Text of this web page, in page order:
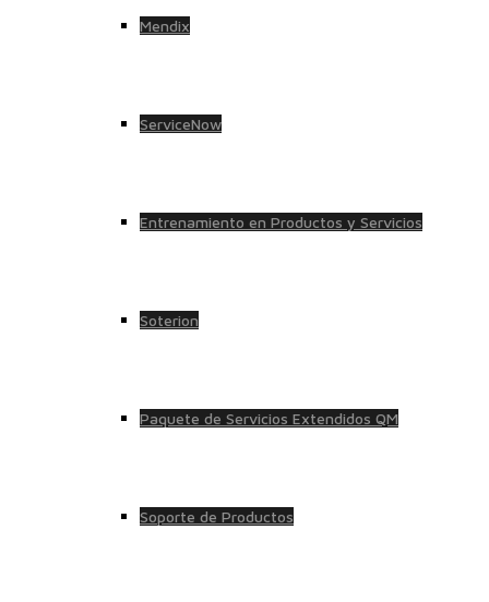
Mendix
ServiceNow
Entrenamiento en Productos y Servicios
Soterion
Paquete de Servicios Extendidos QM
Soporte de Productos